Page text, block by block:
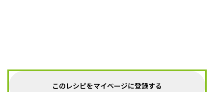
このレシピをマイページに登録する